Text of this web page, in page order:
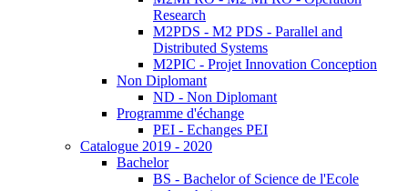
Research
M2PDS - M2 PDS - Parallel and
Distributed Systems
M2PIC - Projet Innovation Conception
Non Diplomant
ND - Non Diplomant
Programme d'échange
PEI - Echanges PEI
Catalogue 2019 - 2020
Bachelor
BS - Bachelor of Science de l'Ecole